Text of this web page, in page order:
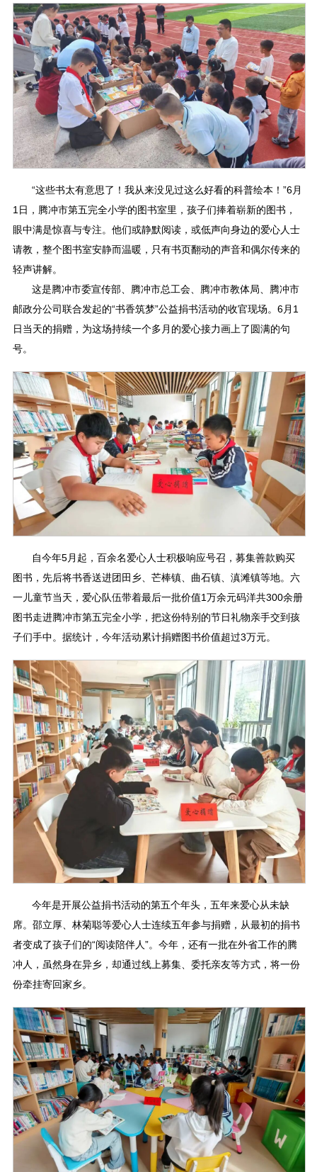
“这些书太有意思了！我从来没见过这么好看的科普绘本！”6月
1日，腾冲市第五完全小学的图书室里，孩子们捧着崭新的图书，
眼中满是惊喜与专注。他们或静默阅读，或低声向身边的爱心人士
请教，整个图书室安静而温暖，只有书页翻动的声音和偶尔传来的
轻声讲解。
这是腾冲市委宣传部、腾冲市总工会、腾冲市教体局、腾冲市
邮政分公司联合发起的“书香筑梦”公益捐书活动的收官现场。6月1
日当天的捐赠，为这场持续一个多月的爱心接力画上了圆满的句
号。
自今年5月起，百余名爱心人士积极响应号召，募集善款购买
图书，先后将书香送进团田乡、芒棒镇、曲石镇、滇滩镇等地。六
一儿童节当天，爱心队伍带着最后一批价值1万余元码洋共300余册
图书走进腾冲市第五完全小学，把这份特别的节日礼物亲手交到孩
子们手中。据统计，今年活动累计捐赠图书价值超过3万元。
今年是开展公益捐书活动的第五个年头，五年来爱心从未缺
席。邵立厚、林菊聪等爱心人士连续五年参与捐赠，从最初的捐书
者变成了孩子们的“阅读陪伴人”。今年，还有一批在外省工作的腾
冲人，虽然身在异乡，却通过线上募集、委托亲友等方式，将一份
份牵挂寄回家乡。